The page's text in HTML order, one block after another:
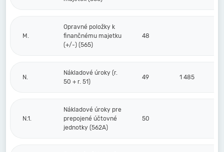
M.
Opravné položky k
finančnému majetku
(+/-) (565)
48
N.
Nákladové úroky (r.
50 + r. 51)
49 1 485
N.1.
Nákladové úroky pre
prepojené účtovné
jednotky (562A)
50